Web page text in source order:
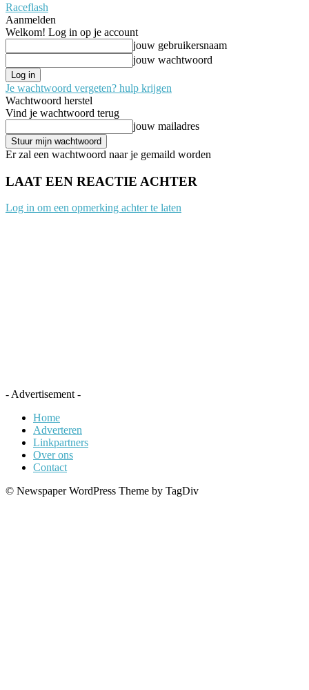
Raceflash
Aanmelden
Welkom! Log in op je account
jouw gebruikersnaam
jouw wachtwoord
Je wachtwoord vergeten? hulp krijgen
Wachtwoord herstel
Vind je wachtwoord terug
jouw mailadres
Er zal een wachtwoord naar je gemaild worden
LAAT EEN REACTIE ACHTER
Log in om een opmerking achter te laten
- Advertisement -
Home
Adverteren
Linkpartners
Over ons
Contact
© Newspaper WordPress Theme by TagDiv